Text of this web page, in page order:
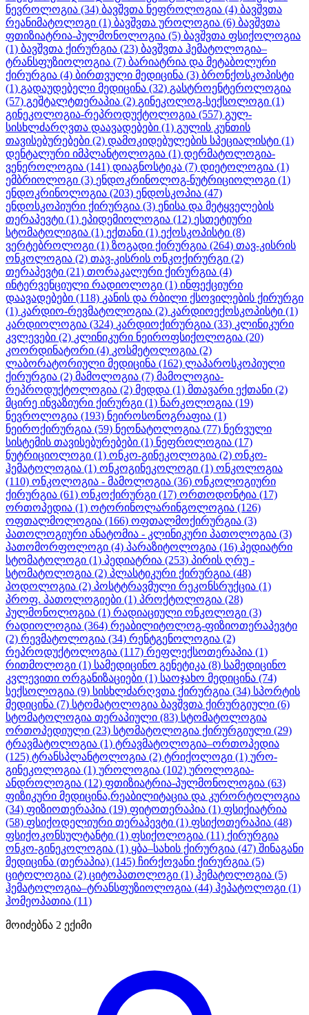
ნევროლოგია (34) ბავშვთა ნეფროლოგია (4) ბავშვთა
რეანიმატოლოგი (1) ბავშვთა უროლოგია (6) ბავშვთა
ფთიზიატრია-პულმონოლოგია (5) ბავშვთა ფსიქოლოგია
(1) ბავშვთა ქირურგია (23) ბავშვთა ჰემატოლოგია–
ტრანსფუზიოლოგია (7) ბარიატრია და მეტაბოლური
ქირურგია (4) ბირთვული მედიცინა (3) ბრონქოსკოპისტი
(1) გადაუდებელი მედიცინა (32) გასტროენტეროლოგია
(57) გეშტალტთერაპია (2) გინეკოლოგ-სექსოლოგი (1)
გინეკოლოგია-რეპროდუქტოლოგია (557) გულ-
სისხლძარღვთა დაავადებები (1) გულის კუნთის
თავისებურებები (2) დამოკიდებულების სპეციალისტი (1)
დენტალური იმპლანტოლოგია (1) დერმატოლოგია-
ვენეროლოგია (141) დიაგნოსტიკა (7) დიეტოლოგია (1)
ემბრიოლოგი (3) ენდოკრინოლოგ-ნუტრიციოლოგი (1)
ენდოკრინოლოგია (203) ენდოსკოპია (47)
ენდოსკოპიური ქირურგია (3) ენისა და მეტყველების
თერაპევტი (1) ეპიდემიოლოგია (12) ესთეტიური
სტომატოლიგია (1) ექთანი (1) ექოსკოპისტი (8)
ვერტებროლოგი (1) ზოგადი ქირურგია (264) თავ-კისრის
ონკოლოგია (2) თავ-კისრის ონკოქირურგი (2)
თერაპევტი (21) თორაკალური ქირურგია (4)
ინტერვენციული რადიოლოგი (1) ინფექციური
დაავადებები (118) კანის და რბილი ქსოვილების ქირურგი
(1) კარდიო-რევმატოლოგია (2) კარდიოექოსკოპისტი (1)
კარდიოლოგია (324) კარდიოქირურგია (33) კლინიკური
კვლევები (2) კლინიკური ნეიროფსიქოლოგია (20)
კოორდინატორი (4) კოსმეტოლოგია (2)
ლაბორატორიული მედიცინა (162) ლაპაროსკოპიული
ქირურგია (2) მამოლოგია (7) მამოლოგია-
რეპროდუქტოლოგია (2) მედდა (1) მთავარი ექთანი (2)
მცირე ინვაზიური ქირურგი (1) ნარკოლოგია (19)
ნევროლოგია (193) ნეიროსონოგრაფია (1)
ნეიროქირურგია (59) ნეონატოლოგია (77) ნერვული
სისტემის თავისებურებები (1) ნეფროლოგია (17)
ნუტრიციოლოგი (1) ონკო-გინეკოლოგია (2) ონკო-
ჰემატოლოგია (1) ონკოგინეკოლოგი (1) ონკოლოგია
(110) ონკოლოგია - მამოლოგია (36) ონკოლოგიური
ქირურგია (61) ონკოქირურგი (17) ორთოდონტია (17)
ორთოპედია (1) ოტორინოლარინგოლოგია (126)
ოფთალმოლოგია (166) ოფთალმოქირურგია (3)
პათოლოგიური ანატომია - კლინიკური პათოლოგია (3)
პათომორფოლოგი (4) პარაზიტოლოგია (16) პედიატრი
სტომატოლოგი (1) პედიატრია (253) პირის ღრუ -
სტომატოლოგია (2) პლასტიკური ქირურგია (48)
პოდოლოგია (2) პოსტტრავმული რეკონსრუქცია (1)
პროფ. პათოლოგიები (1) პროქტოლოგია (28)
პულმონოლოგია (1) რადიაციული ონკოლოგი (3)
რადიოლოგია (364) რეაბილიტოლოგ-ფიზიოთერაპევტი
(2) რევმატოლოგია (34) რენტგენოლოგია (2)
რეპროდუქტოლოგია (117) რეფლექსოთერაპია (1)
რითმოლოგი (1) სამედიცინო გენეტიკა (8) სამედიცინო
კვლევითი ორგანიზაციები (1) საოჯახო მედიცინა (74)
სექსოლოგია (9) სისხლძარღვთა ქირურგია (34) სპორტის
მედიცინა (7) სტომატოლოგია ბავშვთა ქირურგიული (6)
სტომატოლოგია თერაპიული (83) სტომატოლოგია
ორთოპედიული (23) სტომატოლოგია ქირურგიული (29)
ტრავმატოლოგია (1) ტრავმატოლოგია–ორთოპედია
(125) ტრანსპლანტოლოგია (2) ტრიქოლოგი (1) ურო-
გინეკოლოგია (1) უროლოგია (102) უროლოგია-
ანდროლოგია (12) ფთიზიატრია-პულმონოლოგია (63)
ფიზიკური მედიცინა,რეაბილიტაცია და კურორტოლოგია
(34) ფიზიოთერაპია (19) ფიტოთერაპია (1) ფსიქიატრია
(58) ფსიქოდელიური თერაპევტი (1) ფსიქოთერაპია (48)
ფსიქოკონსულტანტი (1) ფსიქოლოგია (11) ქირურგია
ონკო-გინეკოლოგია (1) ყბა–სახის ქირურგია (47) შინაგანი
მედიცინა (თერაპია) (145) ჩირქოვანი ქირურგია (5)
ციტოლოგია (2) ციტოპათოლოგი (1) ჰემატოლოგია (5)
ჰემატოლოგია–ტრანსფუზიოლოგია (44) ჰეპატოლოგი (1)
ჰომეოპათია (11)
მოიძებნა 2 ექიმი